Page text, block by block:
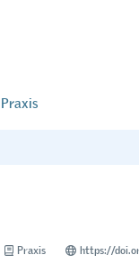
Praxis https://